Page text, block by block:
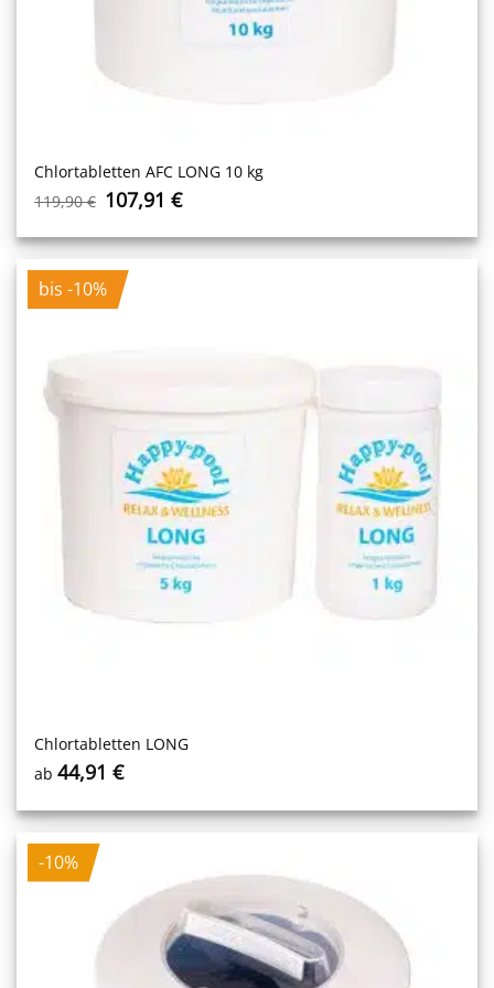
Chlortabletten AFC LONG 10 kg
119,90€ Ursprünglicher
Preis
war:
119,90 €
107,91€Aktueller
ist:
107,91 €.
bis -10%
Chlortabletten LONG
ab44,91€
-10%